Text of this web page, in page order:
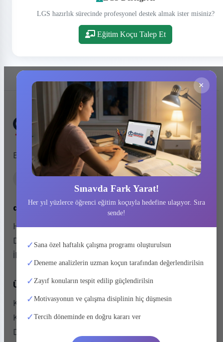
LGS hazırlık sürecinde profesyonel destek almak ister misiniz?
Eğitim Koçu Talep Et
×
Sınavda Fark Yarat!
Her yıl yüzlerce öğrenci eğitim koçuyla hedefine ulaşıyor. Sıra
sende!
✓ Sana özel haftalık çalışma programı oluşturulsun
✓Deneme analizlerin uzman koçun tarafından değerlendirilsin
✓Zayıf konuların tespit edilip güçlendirilsin
✓Motivasyonun ve çalışma disiplinin hiç düşmesin
✓Tercih döneminde en doğru kararı ver
Başarıyı tesadüfe bırakmayanlar için tasarlandı.
dbtakip hakkında
Hakkımızda
Deneme Kulübü
İletişim
Ürünlerimiz
Kurumlar için dbtakip
Koçlar için dbtakip
Deneme Kulübü